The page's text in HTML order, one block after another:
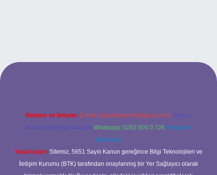
güncel giriş
Reklam ve İletişim: E-mail: backlinkpaneli@gmail.com Teams:
forumhizmeti@gmail.com Whatsapp: 0262 606 0 726 Telegram:
@karabul
Yasal Uyarı: Sitemiz, 5651 Sayılı Kanun gereğince Bilgi Teknolojileri ve
İletişim Kurumu (BTK) tarafından onaylanmış bir Yer Sağlayıcı olarak